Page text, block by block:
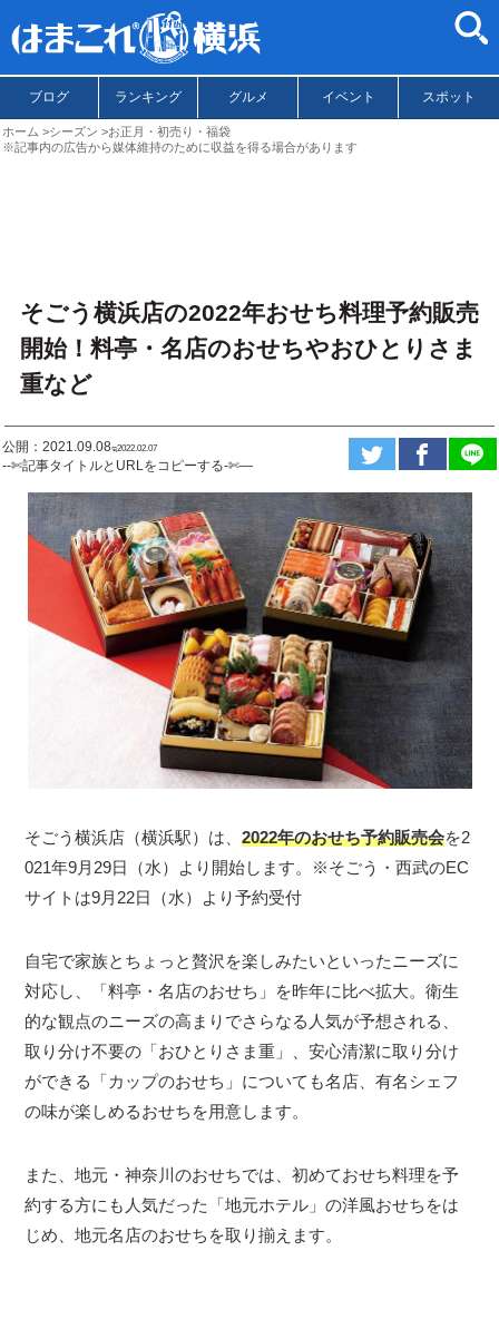
ブログ ランキング グルメ イベント スポット
ホーム シーズン
お正月・初売り・福袋
※記事内の広告から媒体維持のために収益を得る場合があります
そごう横浜店の2022年おせち料理予約販売
開始！料亭・名店のおせちやおひとりさま
重など
公開：2021.09.08ಇ2022.02.07
--✄記事タイトルとURLをコピーする-✄—
そごう横浜店（横浜駅）は、2022年のおせち予約販売会を2
021年9月29日（水）より開始します。※そごう・西武のEC
サイトは9月22日（水）より予約受付
自宅で家族とちょっと贅沢を楽しみたいといったニーズに
対応し、「料亭・名店のおせち」を昨年に比べ拡大。衛生
的な観点のニーズの高まりでさらなる人気が予想される、
取り分け不要の「おひとりさま重」、安心清潔に取り分け
ができる「カップのおせち」についても名店、有名シェフ
の味が楽しめるおせちを用意します。
また、地元・神奈川のおせちでは、初めておせち料理を予
約する方にも人気だった「地元ホテル」の洋風おせちをは
じめ、地元名店のおせちを取り揃えます。